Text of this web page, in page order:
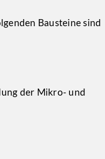
Bausteine sind
der Mikro- und